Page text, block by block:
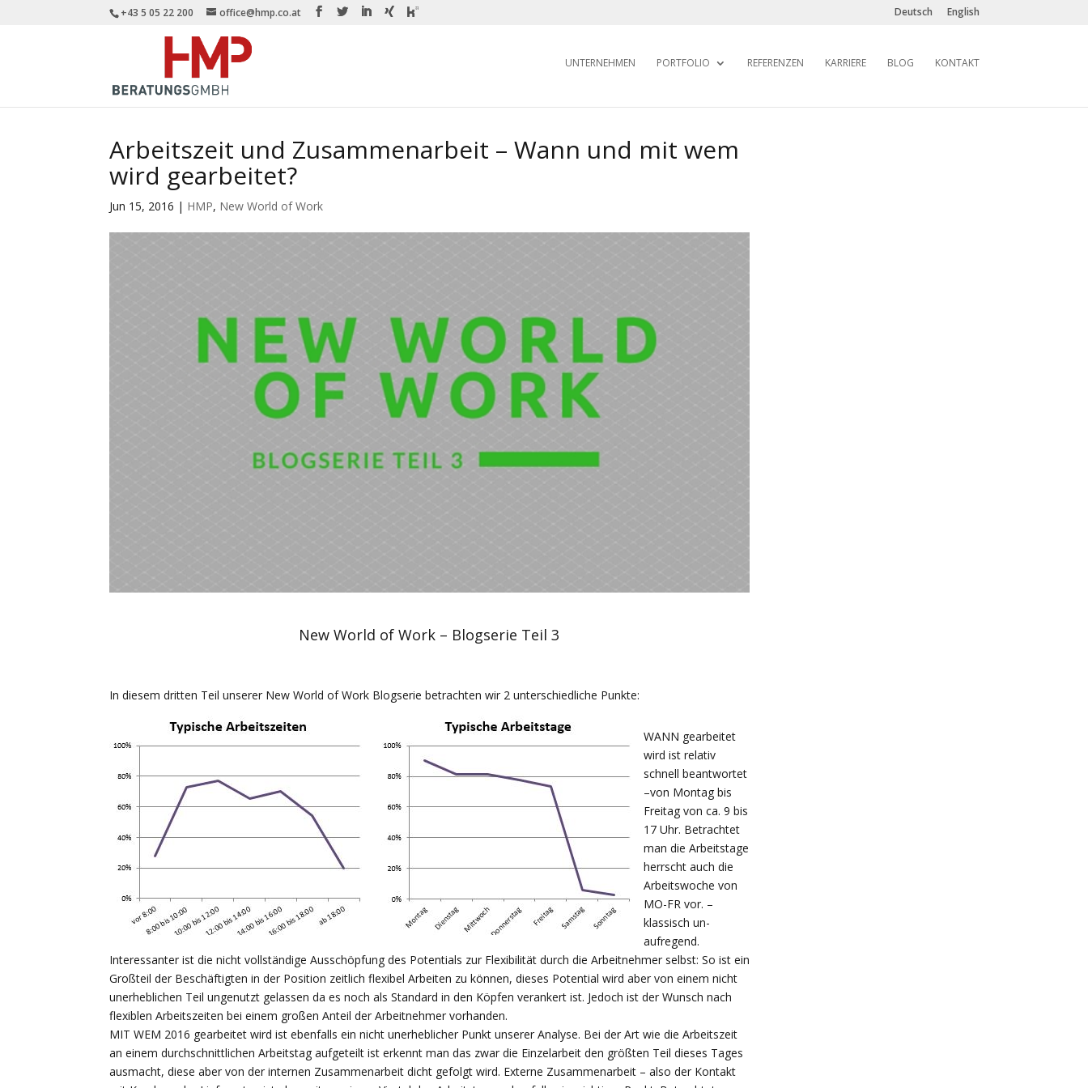
+43 5 05 22 200 office@hmp.co.at Deutsch English
UNTERNEHMEN PORTFOLIO REFERENZEN KARRIERE BLOG KONTAKT
Arbeitszeit und Zusammenarbeit – Wann und mit wem
wird gearbeitet?
Jun 15, 2016 | HMP, New World of Work
New World of Work – Blogserie Teil 3
In diesem dritten Teil unserer New World of Work Blogserie betrachten wir 2 unterschiedliche Punkte:
WANN gearbeitet
wird ist relativ
schnell beantwortet
–von Montag bis
Freitag von ca. 9 bis
17 Uhr. Betrachtet
man die Arbeitstage
herrscht auch die
Arbeitswoche von
MO-FR vor. –
klassisch un-
aufregend.
Interessanter ist die nicht vollständige Ausschöpfung des Potentials zur Flexibilität durch die Arbeitnehmer selbst: So ist ein
Großteil der Beschäftigten in der Position zeitlich flexibel Arbeiten zu können, dieses Potential wird aber von einem nicht
unerheblichen Teil ungenutzt gelassen da es noch als Standard in den Köpfen verankert ist. Jedoch ist der Wunsch nach
flexiblen Arbeitszeiten bei einem großen Anteil der Arbeitnehmer vorhanden.
MIT WEM 2016 gearbeitet wird ist ebenfalls ein nicht unerheblicher Punkt unserer Analyse. Bei der Art wie die Arbeitszeit
an einem durchschnittlichen Arbeitstag aufgeteilt ist erkennt man das zwar die Einzelarbeit den größten Teil dieses Tages
ausmacht, diese aber von der internen Zusammenarbeit dicht gefolgt wird. Externe Zusammenarbeit – also der Kontakt